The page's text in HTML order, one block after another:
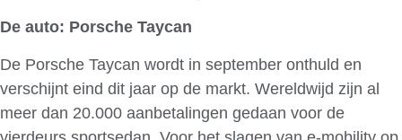
De auto: Porsche Taycan
De Porsche Taycan wordt in september onthuld en
verschijnt eind dit jaar op de markt. Wereldwijd zijn al
meer dan 20.000 aanbetalingen gedaan voor de